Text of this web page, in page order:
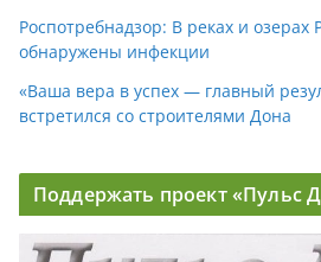
Роспотребнадзор: В реках и озерах
обнаружены инфекции
«Ваша вера в успех — главный
встретился со строителями Дона
Поддержать проект «Пульс